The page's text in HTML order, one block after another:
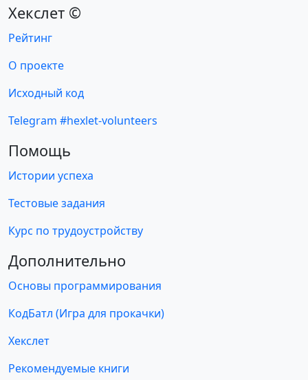
Хекслет ©
Рейтинг
О проекте
Исходный код
Telegram #hexlet-volunteers
Помощь
Истории успеха
Тестовые задания
Курс по трудоустройству
Дополнительно
Основы программирования
КодБатл (Игра для прокачки)
Хекслет
Рекомендуемые книги